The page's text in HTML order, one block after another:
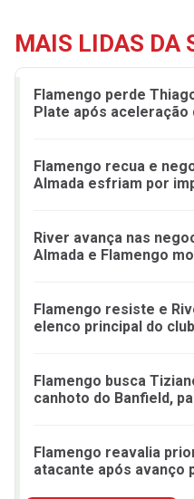
MAIS LIDAS DA
Flamengo perde
Plate após aceleração
Flamengo recua e
Almada esfriam por
River avança nas
Almada e Flamengo
Flamengo resiste e
elenco principal do
Flamengo busca
canhoto do Banfield,
Flamengo reavalia
atacante após avanço